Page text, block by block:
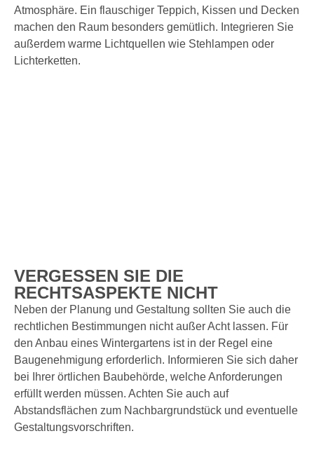
Atmosphäre. Ein flauschiger Teppich, Kissen und Decken
machen den Raum besonders gemütlich. Integrieren Sie
außerdem warme Lichtquellen wie Stehlampen oder
Lichterketten.
VERGESSEN SIE DIE
RECHTSASPEKTE NICHT
Neben der Planung und Gestaltung sollten Sie auch die
rechtlichen Bestimmungen nicht außer Acht lassen. Für
den Anbau eines Wintergartens ist in der Regel eine
Baugenehmigung erforderlich. Informieren Sie sich daher
bei Ihrer örtlichen Baubehörde, welche Anforderungen
erfüllt werden müssen. Achten Sie auch auf
Abstandsflächen zum Nachbargrundstück und eventuelle
Gestaltungsvorschriften.